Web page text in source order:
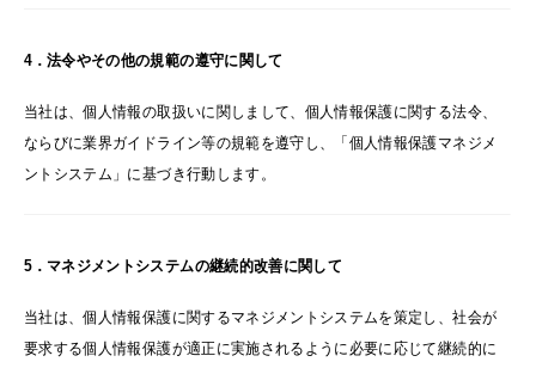
4．法令やその他の規範の遵守に関して
当社は、個人情報の取扱いに関しまして、個人情報保護に関する法令、
ならびに業界ガイドライン等の規範を遵守し、「個人情報保護マネジメ
ントシステム」に基づき行動します。
5．マネジメントシステムの継続的改善に関して
当社は、個人情報保護に関するマネジメントシステムを策定し、社会が
要求する個人情報保護が適正に実施されるように必要に応じて継続的に